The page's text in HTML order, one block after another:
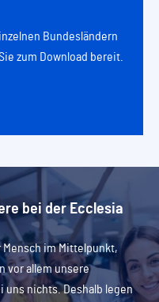
Bundesländern
zum Download bereit.
bei der Ecclesia
Mensch im Mittelpunkt,
vor allem unsere
uns nichts. Deshalb legen